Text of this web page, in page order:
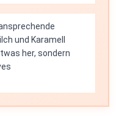
und Karamell
her, sondern